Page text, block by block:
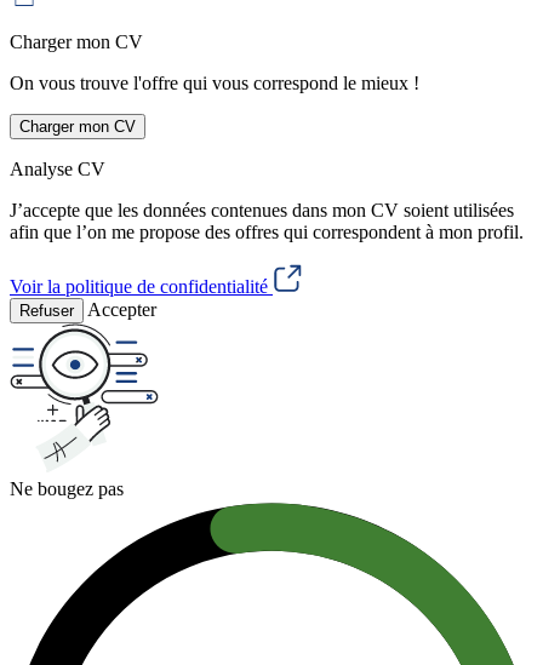
Charger mon CV
On vous trouve l'offre qui vous correspond le mieux !
Charger mon CV
Analyse CV
J’accepte que les données contenues dans mon CV soient utilisées
afin que l’on me propose des offres qui correspondent à mon profil.
Voir la politique de confidentialité
Refuser Accepter
Ne bougez pas